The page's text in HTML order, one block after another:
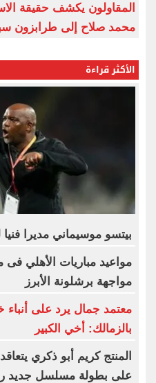
المقاولون يكشف حقيقة
محمد صلاح إلى طرابزون
الأكثر قراءة
بيتسو موسيماني مديرا
مواعيد مباريات الأهلي فى
مواجهة برشلونة الأبرز
معتمد جمال يرد على أنباء
بالزمالك: أخي الكبير
المنتج كريم أبو ذكري
على بطولة مسلسل جديد